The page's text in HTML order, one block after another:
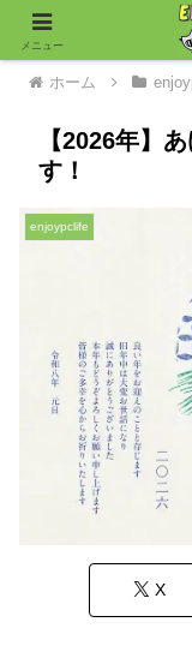
ホーム
【2026年】
す！
enjoypclife
X
メニュー